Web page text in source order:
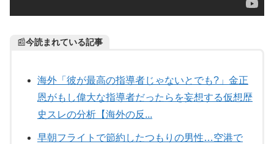
📰今読まれている記事
海外「彼が最高の指導者じゃないとでも?」金正
恩がもし偉大な指導者だったらを妄想する仮想歴
史スレの分析【海外の反...
早朝フライトで節約したつもりの男性…空港で